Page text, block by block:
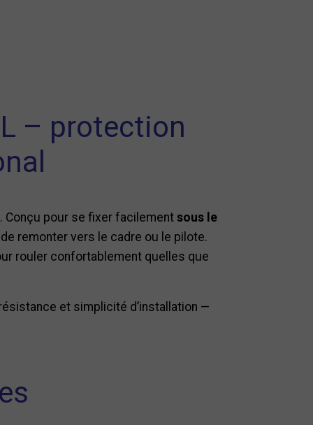
– protection
. Conçu pour se fixer facilement sous le
remonter vers le cadre ou le pilote.
rouler confortablement quelles que
et simplicité d’installation —